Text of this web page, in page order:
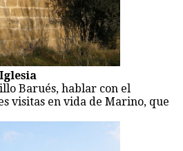
Barués, hablar con el
visitas en vida de Marino, que